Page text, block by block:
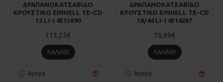
ΔΡΑΠΑΝΟΚΑΤΣΑΒΙΔΟ
ΚΡΟΥΣΤΙΚΟ EINHELL TE-CD
12 LI-I 4513890
113,25€
ΚΑΛΆΘΙ
Αγορά
ΔΡΑΠΑΝΟΚΑΤΣΑΒΙΔΟ
ΚΡΟΥΣΤΙΚΟ EINHELL TE-CD
18/44 LI-I 4514287
76,69€
ΚΑΛΆΘΙ
Αγορά